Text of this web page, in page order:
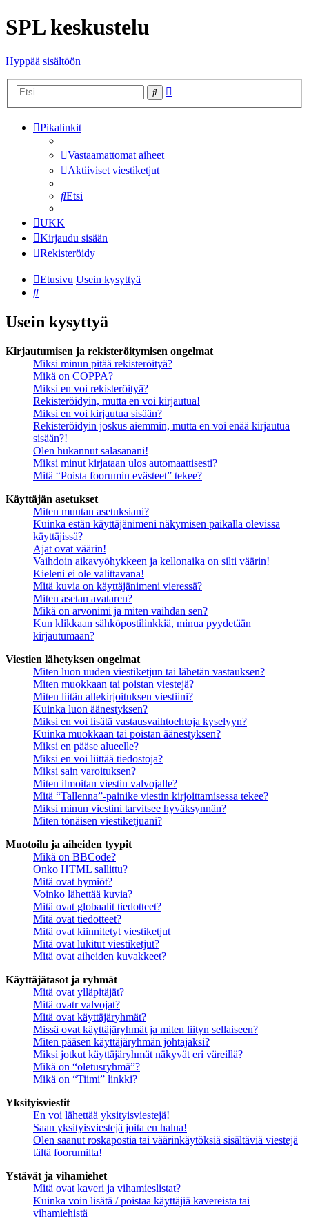
SPL keskustelu
Hyppää sisältöön
Etsi
Pikalinkit
Vastaamattomat aiheet
Aktiiviset viestiketjut
Etsi
UKK
Kirjaudu sisään
Rekisteröidy
Etusivu Usein kysyttyä
Etsi
Usein kysyttyä
Kirjautumisen ja rekisteröitymisen ongelmat
Miksi minun pitää rekisteröityä?
Mikä on COPPA?
Miksi en voi rekisteröityä?
Rekisteröidyin, mutta en voi kirjautua!
Miksi en voi kirjautua sisään?
Rekisteröidyin joskus aiemmin, mutta en voi enää kirjautua
sisään?!
Olen hukannut salasanani!
Miksi minut kirjataan ulos automaattisesti?
Mitä “Poista foorumin evästeet” tekee?
Käyttäjän asetukset
Miten muutan asetuksiani?
Kuinka estän käyttäjänimeni näkymisen paikalla olevissa
käyttäjissä?
Ajat ovat väärin!
Vaihdoin aikavyöhykkeen ja kellonaika on silti väärin!
Kieleni ei ole valittavana!
Mitä kuvia on käyttäjänimeni vieressä?
Miten asetan avataren?
Mikä on arvonimi ja miten vaihdan sen?
Kun klikkaan sähköpostilinkkiä, minua pyydetään
kirjautumaan?
Viestien lähetyksen ongelmat
Miten luon uuden viestiketjun tai lähetän vastauksen?
Miten muokkaan tai poistan viestejä?
Miten liitän allekirjoituksen viestiini?
Kuinka luon äänestyksen?
Miksi en voi lisätä vastausvaihtoehtoja kyselyyn?
Kuinka muokkaan tai poistan äänestyksen?
Miksi en pääse alueelle?
Miksi en voi liittää tiedostoja?
Miksi sain varoituksen?
Miten ilmoitan viestin valvojalle?
Mitä “Tallenna”-painike viestin kirjoittamisessa tekee?
Miksi minun viestini tarvitsee hyväksynnän?
Miten tönäisen viestiketjuani?
Muotoilu ja aiheiden tyypit
Mikä on BBCode?
Onko HTML sallittu?
Mitä ovat hymiöt?
Voinko lähettää kuvia?
Mitä ovat globaalit tiedotteet?
Mitä ovat tiedotteet?
Mitä ovat kiinnitetyt viestiketjut
Mitä ovat lukitut viestiketjut?
Mitä ovat aiheiden kuvakkeet?
Käyttäjätasot ja ryhmät
Mitä ovat ylläpitäjät?
Mitä ovatr valvojat?
Mitä ovat käyttäjäryhmät?
Missä ovat käyttäjäryhmät ja miten liityn sellaiseen?
Miten pääsen käyttäjäryhmän johtajaksi?
Miksi jotkut käyttäjäryhmät näkyvät eri väreillä?
Mikä on “oletusryhmä”?
Mikä on “Tiimi” linkki?
Yksityisviestit
En voi lähettää yksityisviestejä!
Saan yksityisviestejä joita en halua!
Olen saanut roskapostia tai väärinkäytöksiä sisältäviä viestejä
tältä foorumilta!
Ystävät ja vihamiehet
Mitä ovat kaveri ja vihamieslistat?
Kuinka voin lisätä / poistaa käyttäjiä kavereista tai
vihamiehistä